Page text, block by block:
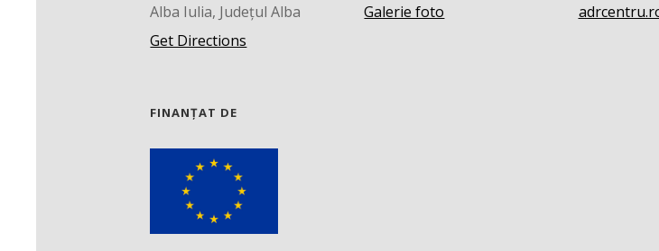
Alba Iulia, Județul Alba
Get Directions
Galerie foto
FINANȚAT DE